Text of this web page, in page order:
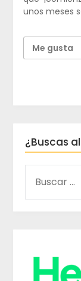
unos meses
Me gusta
¿Buscas